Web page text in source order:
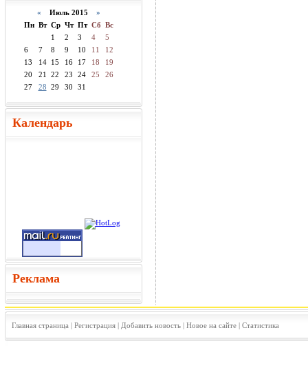
« Июль 2015 »
Пн Вт Ср Чт Пт Сб Вс
1
2 3 4
5
6
7 8 9 10 11
12
13
14 15 16 17 18
19
20
21 22 23 24 25
26
27
28 29 30 31
Календарь
Реклама
Главная страница | Регистрация| Добавить новость| Новое на сайте| Статистика